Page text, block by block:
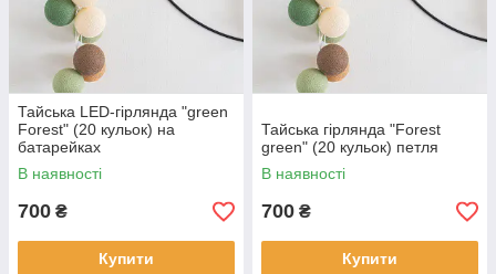
Тайська LED-гірлянда "green
Forest" (20 кульок) на
батарейках
В наявності
700 ₴
Купити
Тайська гірлянда "Forest
green" (20 кульок) петля
В наявності
700 ₴
Купити